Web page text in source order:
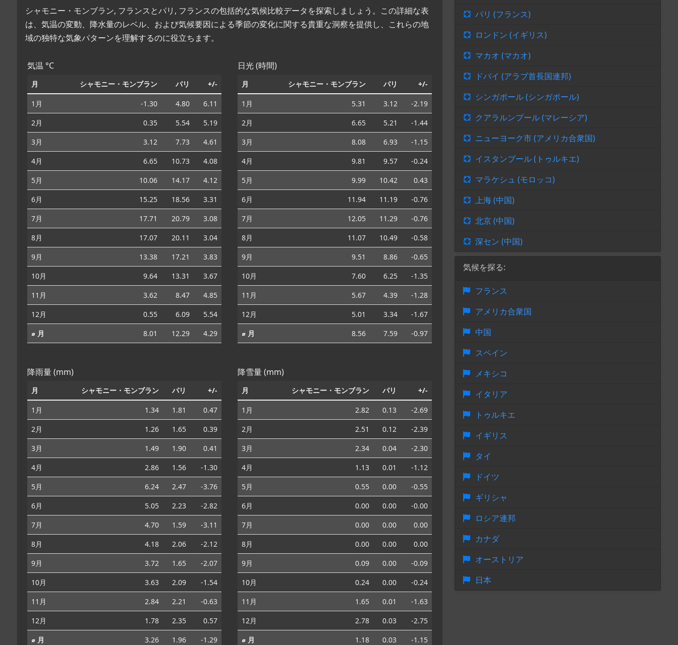
シャモニー・モンブラン, フランスとパリ, フランスの包括的な気候比較データを探索しましょう。この詳細な表
は、気温の変動、降水量のレベル、および気候要因による季節の変化に関する貴重な洞察を提供し、これらの地
域の独特な気象パターンを理解するのに役立ちます。
気温 °C
月 シャモニー・モンブラン パリ +/-
1月 -1.30 4.80
6.11
2月
0.35 5.54
5.19
3月
3.12 7.73
4.61
4月
6.65 10.73
4.08
5月
10.06 14.17
4.12
6月
15.25 18.56
3.31
7月
17.71 20.79
3.08
8月
17.07 20.11
3.04
9月
13.38 17.21
3.83
10月
9.64 13.31
3.67
11月
3.62 8.47
4.85
12月
0.55 6.09
5.54
⌀ 月
8.01 12.29 4.29
日光 (時間)
月 シャモニー・モンブラン パリ +/-
1月 5.31 3.12
-2.19
2月
6.65 5.21
-1.44
3月
8.08 6.93
-1.15
4月
9.81 9.57
-0.24
5月
9.99 10.42
0.43
6月
11.94 11.19
-0.76
7月
12.05 11.29
-0.76
8月
11.07 10.49
-0.58
9月
9.51 8.86
-0.65
10月
7.60 6.25
-1.35
11月
5.67 4.39
-1.28
12月
5.01 3.34
-1.67
⌀ 月
8.56 7.59 -0.97
降雨量 (mm)
月 シャモニー・モンブラン パリ +/-
1月 1.34 1.81
0.47
2月
1.26 1.65
0.39
3月
1.49 1.90
0.41
4月
2.86 1.56
-1.30
5月
6.24 2.47
-3.76
6月
5.05 2.23
-2.82
7月
4.70 1.59
-3.11
8月
4.18 2.06
-2.12
9月
3.72 1.65
-2.07
10月
3.63 2.09
-1.54
11月
2.84 2.21
-0.63
12月
1.78 2.35
0.57
⌀ 月
3.26 1.96 -1.29
降雪量 (mm)
月 シャモニー・モンブラン パリ +/-
1月 2.82 0.13
-2.69
2月
2.51 0.12
-2.39
3月
2.34 0.04
-2.30
4月
1.13 0.01
-1.12
5月
0.55 0.00
-0.55
6月
0.00 0.00
-0.00
7月
0.00 0.00
0.00
8月
0.00 0.00
0.00
9月
0.09 0.00
-0.09
10月
0.24 0.00
-0.24
11月
1.65 0.01
-1.63
12月
2.78 0.03
-2.75
⌀ 月
1.18 0.03 -1.15
パリ (フランス)
ロンドン (イギリス)
マカオ (マカオ)
ドバイ (アラブ首長国連邦)
シンガポール (シンガポール)
クアラルンプール (マレーシア)
ニューヨーク市 (アメリカ合衆国)
イスタンブール (トゥルキエ)
マラケシュ (モロッコ)
上海 (中国)
北京 (中国)
深セン (中国)
気候を探る:
フランス
アメリカ合衆国
中国
スペイン
メキシコ
イタリア
トゥルキエ
イギリス
タイ
ドイツ
ギリシャ
ロシア連邦
カナダ
オーストリア
日本